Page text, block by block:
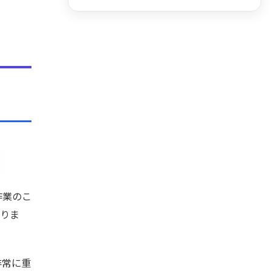
のこ
ま
に重